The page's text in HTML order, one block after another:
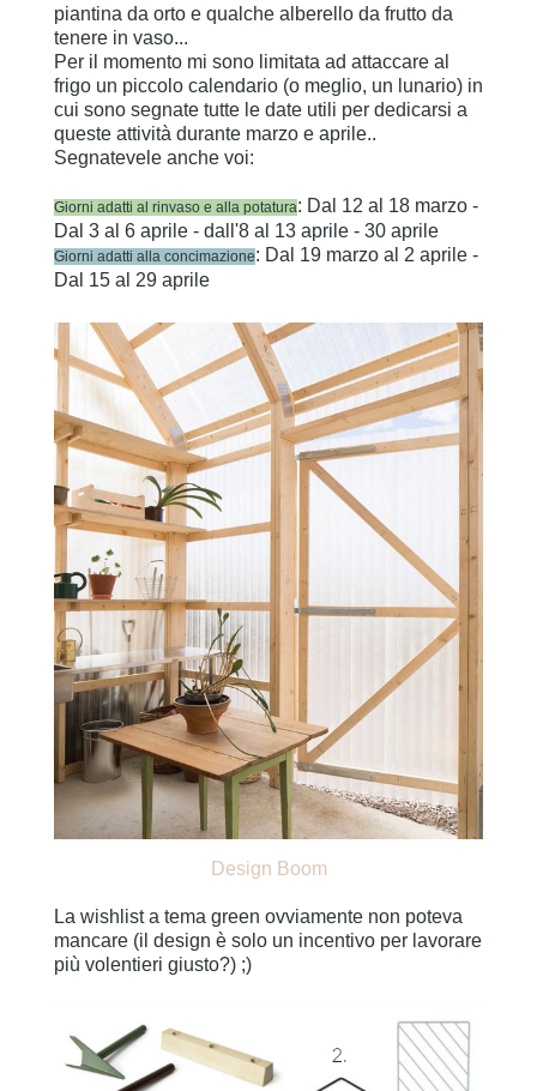
piantina da orto e qualche alberello da frutto da
tenere in vaso...
Per il momento mi sono limitata ad attaccare al
frigo un piccolo calendario (o meglio, un lunario) in
cui sono segnate tutte le date utili per dedicarsi a
queste attività durante marzo e aprile..
Segnatevele anche voi:
Giorni adatti al rinvaso e alla potatura: Dal 12 al 18 marzo -
Dal 3 al 6 aprile - dall'8 al 13 aprile - 30 aprile
Giorni adatti alla concimazione: Dal 19 marzo al 2 aprile -
Dal 15 al 29 aprile
Design Boom
La wishlist a tema green ovviamente non poteva
mancare (il design è solo un incentivo per lavorare
più volentieri giusto?) ;)